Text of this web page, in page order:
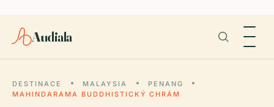
Audiala
DESTINACE MALAYSIA
PENANG
MAHINDARAMA BUDDHISTICKÝ CHRÁM